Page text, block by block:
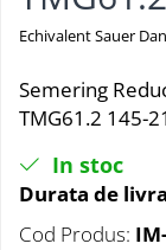
Echivalent Sauer
Semering
TMG61.2 145-
In stoc
Durata de
Cod Produs: